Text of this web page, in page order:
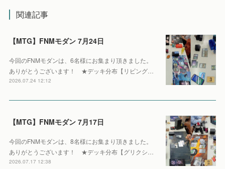
関連記事
【MTG】FNMモダン 7月24日
今回のFNMモダンは、6名様にお集まり頂きました。
ありがとうございます！ ★デッキ分布【リビング…
2026.07.24 12:12
【MTG】FNMモダン 7月17日
今回のFNMモダンは、8名様にお集まり頂きました。
ありがとうございます！ ★デッキ分布【グリクシ…
2026.07.17 12:38